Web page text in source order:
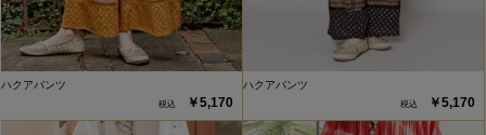
ハクアパンツ
￥5,170
ハクアパンツ
￥5,170